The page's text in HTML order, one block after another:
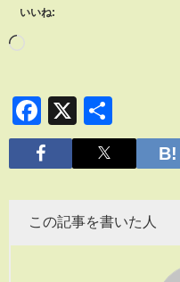
いいね:
Facebook
X
有
この記事を書いた人